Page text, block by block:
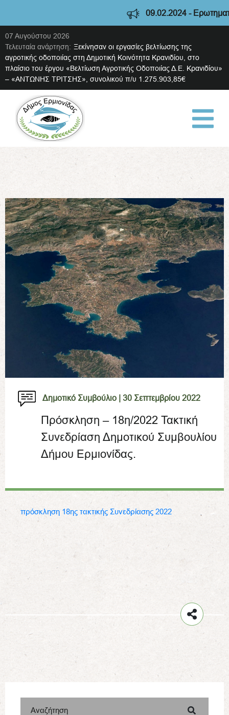
09.02.2024 -
07 Αυγούστου 2026
Τελευταία ανάρτηση: Ξεκίνησαν οι εργασίες βελτίωσης της
αγροτικής οδοποιίας στη Δημοτική Κοινότητα Κρανιδίου, στο
πλαίσιο του έργου «Βελτίωση Αγροτικής Οδοποιίας Δ.Ε. Κρανιδίου»
– «ΑΝΤΩΝΗΣ ΤΡΙΤΣΗΣ», συνολικού π/υ 1.275.903,85€
Δημοτικό Συμβούλιο | 30 Σεπτεμβρίου 2022
Πρόσκληση – 18η/2022 Τακτική
Συνεδρίαση Δημοτικού Συμβουλίου
Δήμου Ερμιονίδας.
πρόσκληση 18ης τακτικής Συνεδρίασης 2022
Αναζήτηση